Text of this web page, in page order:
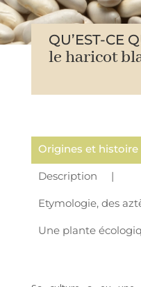
QU’EST-CE
le haricot
Origines et histoire
Description
Etymologie, des
Une plante